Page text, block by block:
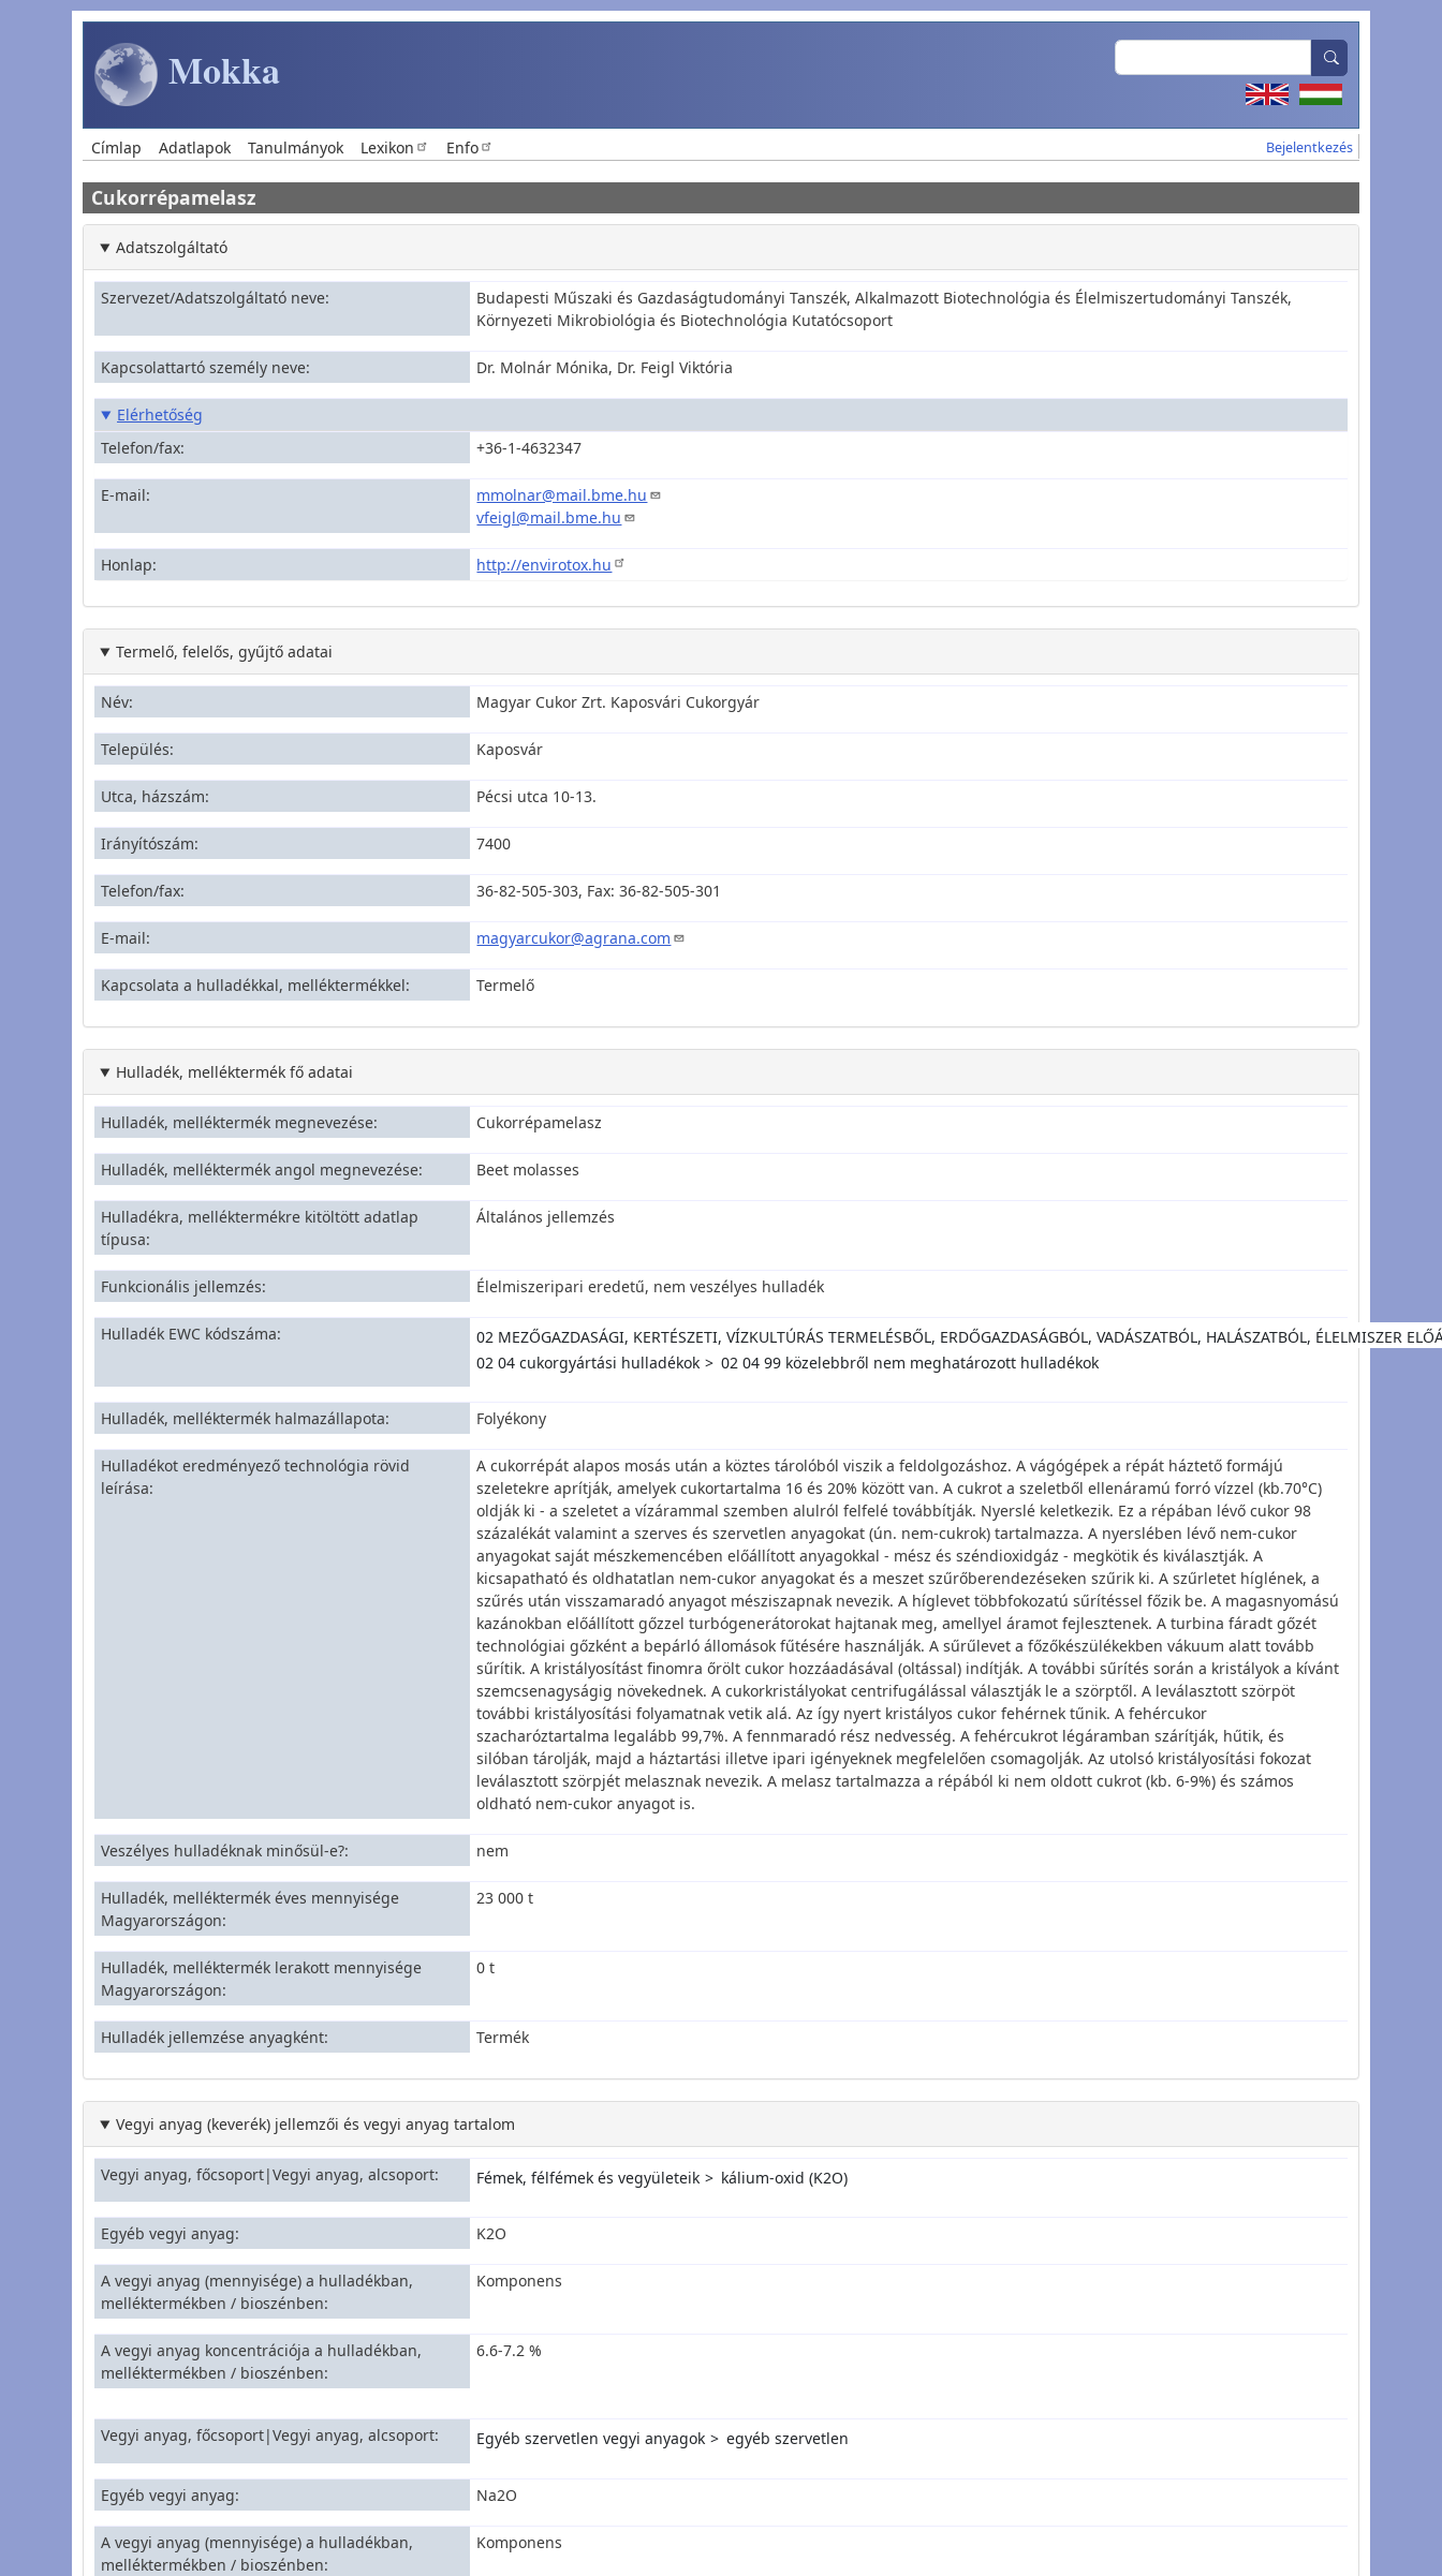
Ugrás a tartalomra
Mokka Search
Main navigation
Címlap Adatlapok Tanulmányok Lexikon Enfo User account
Bejelentkezés
Cukorrépamelasz
Adatszolgáltató
Szervezet/Adatszolgáltató neve
Budapesti Műszaki és Gazdaságtudományi Tanszék, Alkalmazott Biotechnológia és Élelmiszertudományi Tanszék,
Környezeti Mikrobiológia és Biotechnológia Kutatócsoport
Kapcsolattartó személy neve Dr. Molnár Mónika, Dr. Feigl Viktória
Elérhetőség
Telefon/fax
+36-1-4632347
E-mail
mmolnar@mail.bme.hu
vfeigl@mail.bme.hu
Honlap http://envirotox.hu
Termelő, felelős, gyűjtő adatai
Név Magyar Cukor Zrt. Kaposvári Cukorgyár
Település Kaposvár
Utca, házszám Pécsi utca 10-13.
Irányítószám 7400
Telefon/fax 36-82-505-303, Fax: 36-82-505-301
E-mail magyarcukor@agrana.com
Kapcsolata a hulladékkal, melléktermékkel Termelő
Hulladék, melléktermék fő adatai
Hulladék, melléktermék megnevezése Cukorrépamelasz
Hulladék, melléktermék angol megnevezése Beet molasses
Hulladékra, melléktermékre kitöltött adatlap
típusa
Általános jellemzés
Funkcionális jellemzés Élelmiszeripari eredetű, nem veszélyes hulladék
Hulladék EWC kódszáma
02 MEZŐGAZDASÁGI, KERTÉSZETI, VÍZKULTÚRÁS TERMELÉSBŐL, ERDŐGAZDASÁGBÓL, VADÁSZATBÓL, HALÁSZATBÓL, ÉLELMISZER
02 04 cukorgyártási hulladékok
02 04 99 közelebbről nem meghatározott hulladékok
Hulladék, melléktermék halmazállapota Folyékony
Hulladékot eredményező technológia rövid
leírása
A cukorrépát alapos mosás után a köztes tárolóból viszik a feldolgozáshoz. A vágógépek a répát háztető formájú
szeletekre aprítják, amelyek cukortartalma 16 és 20% között van. A cukrot a szeletből ellenáramú forró vízzel (kb.70°C)
oldják ki - a szeletet a vízárammal szemben alulról felfelé továbbítják. Nyerslé keletkezik. Ez a répában lévő cukor 98
százalékát valamint a szerves és szervetlen anyagokat (ún. nem-cukrok) tartalmazza. A nyerslében lévő nem-cukor
anyagokat saját mészkemencében előállított anyagokkal - mész és széndioxidgáz - megkötik és kiválasztják. A
kicsapatható és oldhatatlan nem-cukor anyagokat és a meszet szűrőberendezéseken szűrik ki. A szűrletet híglének, a
szűrés után visszamaradó anyagot mésziszapnak nevezik. A híglevet többfokozatú sűrítéssel főzik be. A magasnyomású
kazánokban előállított gőzzel turbógenerátorokat hajtanak meg, amellyel áramot fejlesztenek. A turbina fáradt gőzét
technológiai gőzként a bepárló állomások fűtésére használják. A sűrűlevet a főzőkészülékekben vákuum alatt tovább
sűrítik. A kristályosítást finomra őrölt cukor hozzáadásával (oltással) indítják. A további sűrítés során a kristályok a kívánt
szemcsenagyságig növekednek. A cukorkristályokat centrifugálással választják le a szörptől. A leválasztott szörpöt
további kristályosítási folyamatnak vetik alá. Az így nyert kristályos cukor fehérnek tűnik. A fehércukor
szacharóztartalma legalább 99,7%. A fennmaradó rész nedvesség. A fehércukrot légáramban szárítják, hűtik, és
silóban tárolják, majd a háztartási illetve ipari igényeknek megfelelően csomagolják. Az utolsó kristályosítási fokozat
leválasztott szörpjét melasznak nevezik. A melasz tartalmazza a répából ki nem oldott cukrot (kb. 6-9%) és számos
oldható nem-cukor anyagot is.
Veszélyes hulladéknak minősül-e? nem
Hulladék, melléktermék éves mennyisége
Magyarországon
23 000 t
Hulladék, melléktermék lerakott mennyisége
Magyarországon
0 t
Hulladék jellemzése anyagként Termék
Vegyi anyag (keverék) jellemzői és vegyi anyag tartalom
Vegyi anyag, főcsoport|Vegyi anyag, alcsoport Fémek, félfémek és vegyületeik kálium-oxid (K2O)
Egyéb vegyi anyag K2O
A vegyi anyag (mennyisége) a hulladékban,
melléktermékben / bioszénben
Komponens
A vegyi anyag koncentrációja a hulladékban,
melléktermékben / bioszénben
6.6-7.2 %
Vegyi anyag, főcsoport|Vegyi anyag, alcsoport Egyéb szervetlen vegyi anyagok egyéb szervetlen
Egyéb vegyi anyag Na2O
A vegyi anyag (mennyisége) a hulladékban,
melléktermékben / bioszénben
Komponens